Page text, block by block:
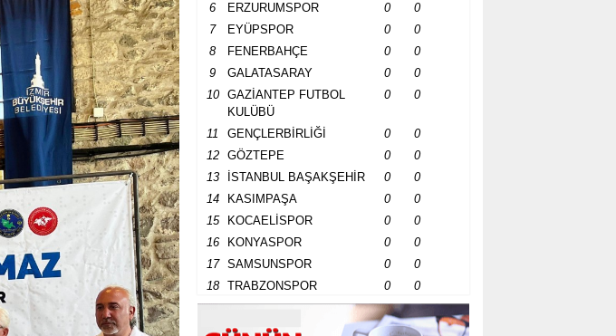
6
ERZURUMSPOR 0
0
7
EYÜPSPOR 0
0
8
FENERBAHÇE 0
0
9
GALATASARAY 0
0
10
GAZİANTEP FUTBOL
KULÜBÜ
0 0
11 GENÇLERBİRLİĞİ 0
0
12
GÖZTEPE 0
0
13
İSTANBUL BAŞAKŞEHİR 0
0
14
KASIMPAŞA 0
0
15
KOCAELİSPOR 0
0
16
KONYASPOR 0
0
17
SAMSUNSPOR 0
0
18
TRABZONSPOR 0 0